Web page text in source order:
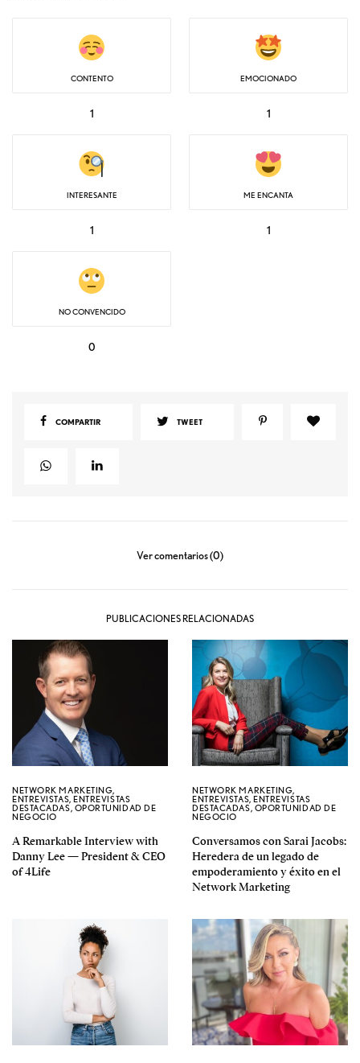
CONTENTO
1
EMOCIONADO
1
INTERESANTE
1
ME ENCANTA
1
NO CONVENCIDO
0
COMPARTIR TWEET
Ver comentarios (0)
PUBLICACIONES RELACIONADAS
NETWORK MARKETING,
ENTREVISTAS,ENTREVISTAS
DESTACADAS, OPORTUNIDAD DE
NEGOCIO
A Remarkable Interview with
Danny Lee — President & CEO
of 4Life
NETWORK MARKETING,
ENTREVISTAS,ENTREVISTAS
DESTACADAS, OPORTUNIDAD DE
NEGOCIO
Conversamos con Sarai Jacobs:
Heredera de un legado de
empoderamiento y éxito en el
Network Marketing